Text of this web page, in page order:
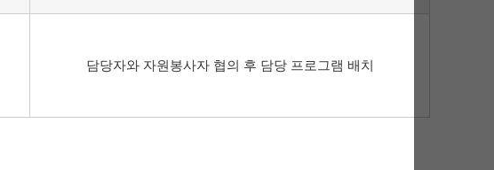
담당자와 자원봉사자 협의 후 담당 프로그램 배치